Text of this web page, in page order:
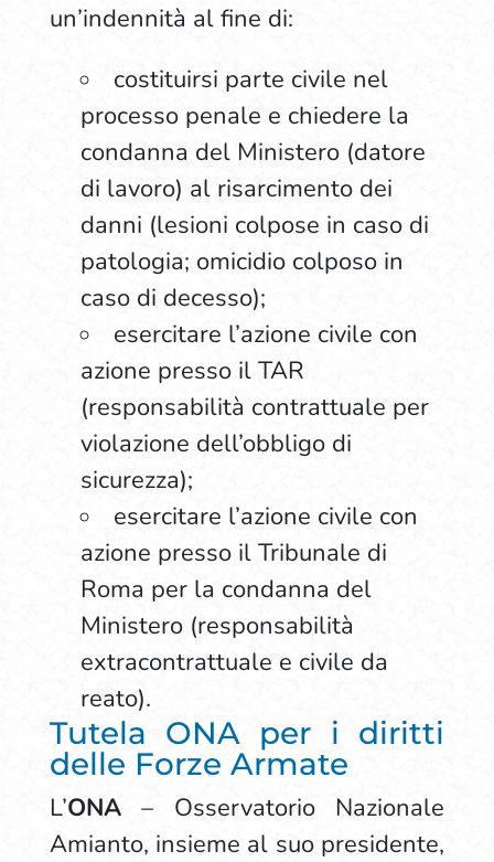
un’indennità al fine di:
costituirsi parte civile nel
processo penale e chiedere la
condanna del Ministero (datore
di lavoro) al risarcimento dei
danni (lesioni colpose in caso di
patologia; omicidio colposo in
caso di decesso);
esercitare l’azione civile con
azione presso il TAR
(responsabilità contrattuale per
violazione dell’obbligo di
sicurezza);
esercitare l’azione civile con
azione presso il Tribunale di
Roma per la condanna del
Ministero (responsabilità
extracontrattuale e civile da
reato).
Tutela ONA per i diritti
delle Forze Armate
L’ONA– Osservatorio Nazionale
Amianto, insieme al suo presidente,